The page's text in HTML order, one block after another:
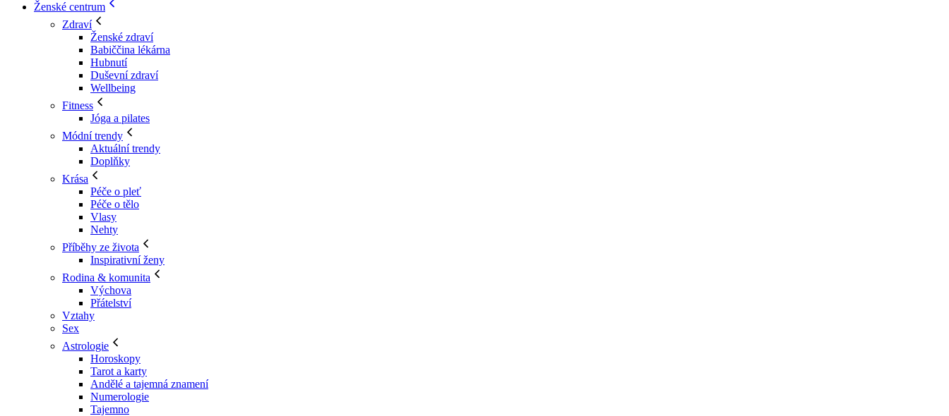
Ženské centrum
Zdraví
Ženské zdraví
Babiččina lékárna
Hubnutí
Duševní zdraví
Wellbeing
Fitness
Jóga a pilates
Módní trendy
Aktuální trendy
Doplňky
Krása
Péče o pleť
Péče o tělo
Vlasy
Nehty
Příběhy ze života
Inspirativní ženy
Rodina & komunita
Výchova
Přátelství
Vztahy
Sex
Astrologie
Horoskopy
Tarot a karty
Andělé a tajemná znamení
Numerologie
Tajemno